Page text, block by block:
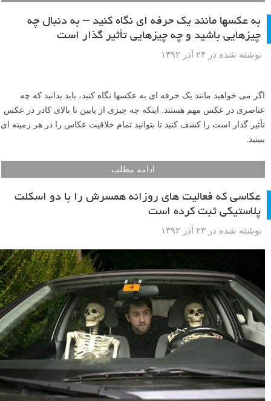
به عکسها مانند یک حرفه ای نگاه کنید – به دنبال چه
چیزهایی باشید و چه چیزهایی تأثیر گذار است
نوشته شده در ۲۴ آذر ۱۳۹۲
اگر می خواهید مانند یک حرفه ای به عکسها نگاه کنید، باید بدانید که چه
عناصری در عکس مهم هستند. اینکه چه چیزی از پایین تا بالای کادر در عکس
تأثیر گذار است را کشف کنید تا بتوانید تمام خلاقیت عکاس را در هر زمینه ای
ببینید.
ادامه مطلب
عکاسی که فعالیت های روزانه همسرش را با دو اسکلت
پلاستیکی ثبت کرده است
نوشته شده در ۲۳ آذر ۱۳۹۲